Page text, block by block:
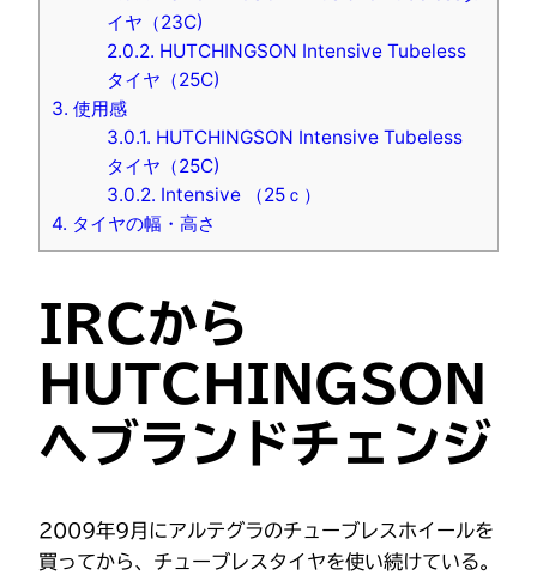
イヤ（23C)
2.0.2. HUTCHINGSON Intensive Tubeless
タイヤ（25C)
3. 使用感
3.0.1. HUTCHINGSON Intensive Tubeless
タイヤ（25C)
3.0.2. Intensive （25ｃ）
4. タイヤの幅・高さ
IRCから
HUTCHINGSON
へブランドチェンジ
2009年9月にアルテグラのチューブレスホイールを
買ってから、チューブレスタイヤを使い続けている。